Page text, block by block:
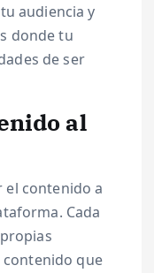
audiencia y
donde tu
de ser
al
contenido a
Cada
contenido que